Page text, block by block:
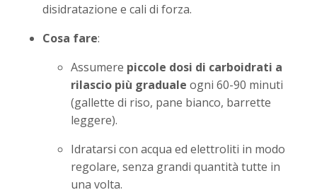
disidratazione e cali di forza.
Cosa fare:
Assumere piccole dosi di carboidrati a
rilascio più graduale ogni 60-90 minuti
(gallette di riso, pane bianco, barrette
leggere).
Idratarsi con acqua ed elettroliti in modo
regolare, senza grandi quantità tutte in
una volta.